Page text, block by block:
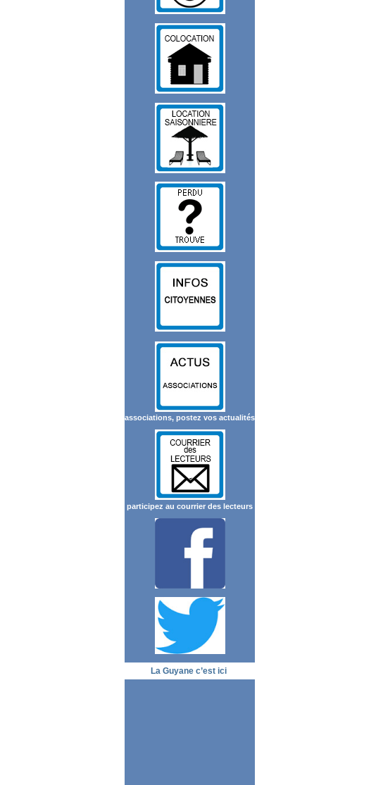
associations, postez vos actualités
participez au courrier des lecteurs
La Guyane c’est ici